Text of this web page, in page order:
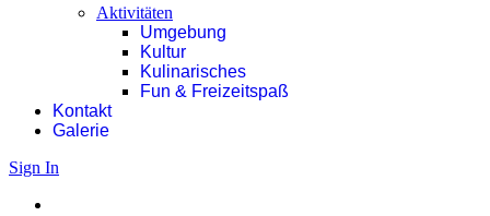
Aktivitäten
Umgebung
Kultur
Kulinarisches
Fun & Freizeitspaß
Kontakt
Galerie
Sign In